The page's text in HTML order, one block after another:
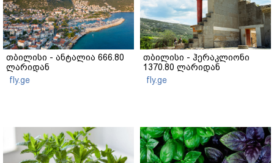
თბილისი - ანტალია 666.80
ლარიდან
fly.ge
თბილისი - ჰერაკლიონი
1370.80 ლარიდან
fly.ge